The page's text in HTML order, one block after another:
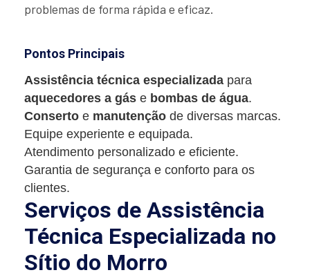
problemas de forma rápida e eficaz.
Pontos Principais
Assistência técnica especializada para
aquecedores a gás e bombas de água.
Conserto e manutenção de diversas marcas.
Equipe experiente e equipada.
Atendimento personalizado e eficiente.
Garantia de segurança e conforto para os
clientes.
Serviços de Assistência
Técnica Especializada no
Sítio do Morro